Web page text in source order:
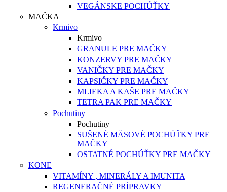
VEGÁNSKE POCHÚŤKY
MAČKA
Krmivo
Krmivo
GRANULE PRE MAČKY
KONZERVY PRE MAČKY
VANIČKY PRE MAČKY
KAPSIČKY PRE MAČKY
MLIEKA A KAŠE PRE MAČKY
TETRA PAK PRE MAČKY
Pochutiny
Pochutiny
SUŠENÉ MÄSOVÉ POCHÚŤKY PRE
MAČKY
OSTATNÉ POCHÚŤKY PRE MAČKY
KONE
VITAMÍNY , MINERÁLY A IMUNITA
REGENERAČNÉ PRÍPRAVKY